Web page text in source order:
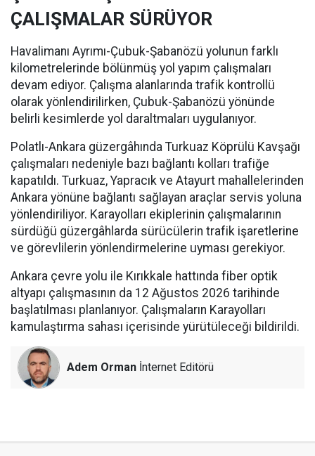
ÇALIŞMALAR SÜRÜYOR
Havalimanı Ayrımı-Çubuk-Şabanözü yolunun farklı
kilometrelerinde bölünmüş yol yapım çalışmaları
devam ediyor. Çalışma alanlarında trafik kontrollü
olarak yönlendirilirken, Çubuk-Şabanözü yönünde
belirli kesimlerde yol daraltmaları uygulanıyor.
Polatlı-Ankara güzergâhında Turkuaz Köprülü Kavşağı
çalışmaları nedeniyle bazı bağlantı kolları trafiğe
kapatıldı. Turkuaz, Yapracık ve Atayurt mahallelerinden
Ankara yönüne bağlantı sağlayan araçlar servis yoluna
yönlendiriliyor. Karayolları ekiplerinin çalışmalarının
sürdüğü güzergâhlarda sürücülerin trafik işaretlerine
ve görevlilerin yönlendirmelerine uyması gerekiyor.
Ankara çevre yolu ile Kırıkkale hattında fiber optik
altyapı çalışmasının da 12 Ağustos 2026 tarihinde
başlatılması planlanıyor. Çalışmaların Karayolları
kamulaştırma sahası içerisinde yürütüleceği bildirildi.
Adem Orman İnternet Editörü